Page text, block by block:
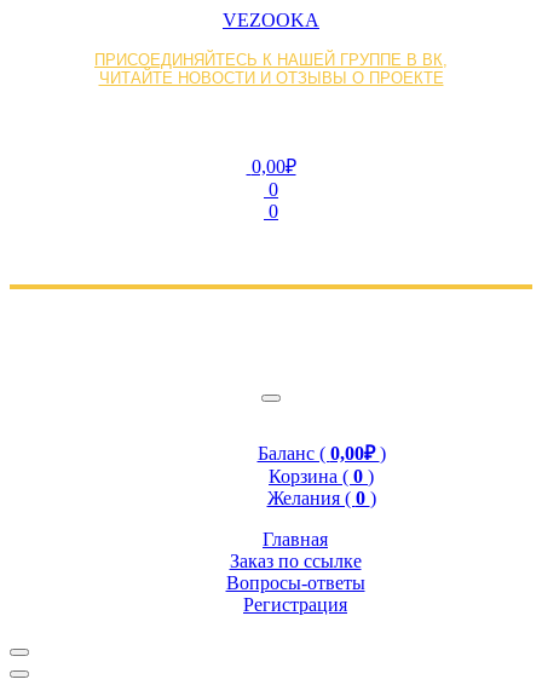
VEZOOKA
ПРИСОЕДИНЯЙТЕСЬ К НАШЕЙ ГРУППЕ В ВК,
ЧИТАЙТЕ НОВОСТИ И ОТЗЫВЫ О ПРОЕКТЕ
0,00₽
0
0
Баланс ( 0,00₽)
Корзина ( 0 )
Желания ( 0 )
Главная
Заказ по ссылке
Вопросы-ответы
Регистрация